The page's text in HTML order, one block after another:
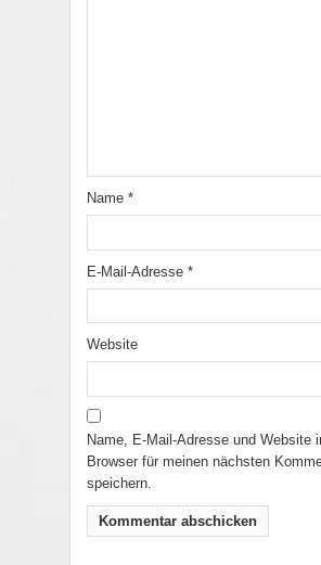
Name *
E-Mail-Adresse *
Website
Name, E-Mail-Adresse und Website
Browser für meinen nächsten
speichern.